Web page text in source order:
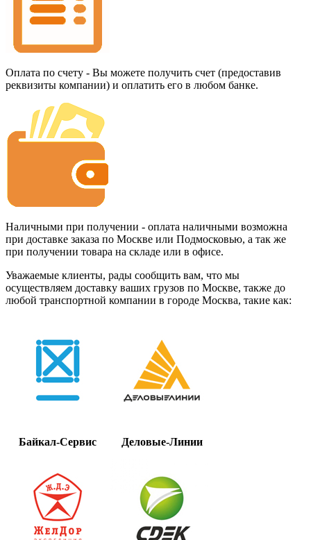
Оплата по счету - Вы можете получить счет (предоставив
реквизиты компании) и оплатить его в любом банке.
Наличными при получении - оплата наличными возможна
при доставке заказа по Москве или Подмосковью, а так же
при получении товара на складе или в офисе.
Уважаемые клиенты, рады сообщить вам, что мы
осуществляем доставку ваших грузов по Москве, также до
любой транспортной компании в городе Москва, такие как:
Байкал-Сервис Деловые-Линии